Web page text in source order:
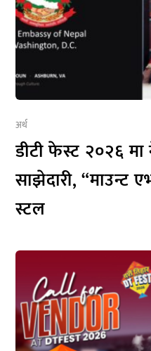
अर्थ
डीटी फेस्ट २०२६ मा
साझेदारी, “माउन्ट
स्टल